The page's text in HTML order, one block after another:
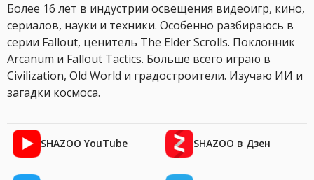
Более 16 лет в индустрии освещения видеоигр, кино,
сериалов, науки и техники. Особенно разбираюсь в
серии Fallout, ценитель The Elder Scrolls. Поклонник
Arcanum и Fallout Tactics. Больше всего играю в
Civilization, Old World и градостроители. Изучаю ИИ и
загадки космоса.
SHAZOO YouTube SHAZOO в Дзен